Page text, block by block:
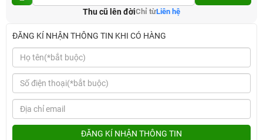
Thu cũ lên đờiChỉ từLiên hệ
ĐĂNG KÍ NHẬN THÔNG TIN KHI CÓ HÀNG
ĐĂNG KÍ NHẬN THÔNG TIN